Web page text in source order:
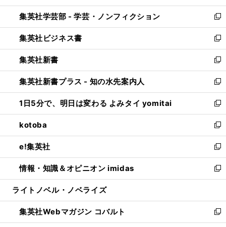
開
く
ウ
で
開
く
ン
ド
ウ
で
開
く
ウ
ィ
ン
ド
ウ
で
開
く
集英社学芸部 - 学芸・ノンフィクション
新
し
い
ウ
ィ
ン
ド
ウ
で
開
く
集英社ビジネス書
新
し
い
ウ
ィ
ン
ド
ウ
で
開
く
集英社新書
新
し
い
ウ
ィ
ン
ド
ウ
で
開
く
集英社新書プラス - 知の水先案内人
新
し
い
ウ
ィ
ン
ド
ウ
で
開
1日5分で、明日は変わる よみタイ yomitai
新
し
い
ウ
ィ
ン
ド
ウ
開
く
kotoba
新
し
い
ウ
ィ
ン
ウ
で
開
e!集英社
新
し
い
ウ
ン
ド
ウ
情報・知識＆オピニオン imidas
新
し
ウ
ィ
ン
ライトノベル・ノベライズ
集英社Webマガジン コバルト
新
し